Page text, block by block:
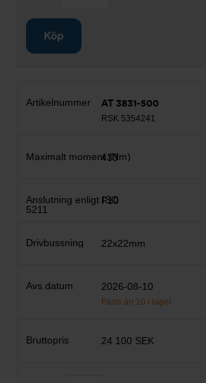
Köp
AT 3831-500
RSK 5354241
433
F10
22x22mm
2026-08-10
Färre än 10 i lager
24 100 SEK